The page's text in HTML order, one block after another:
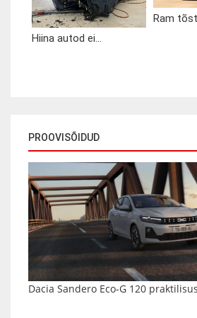
Hiina autod ei...
Ram
PROOVISÕIDUD
Dacia Sandero Eco-G 120